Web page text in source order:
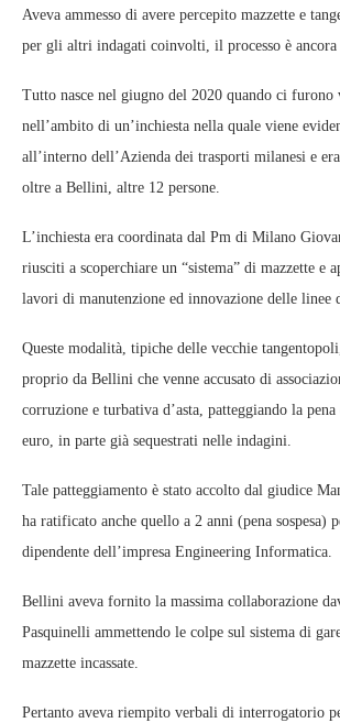
Aveva ammesso di avere percepito mazzette e
per gli altri indagati coinvolti, il processo è
Tutto nasce nel giugno del 2020 quando ci furono
nell’ambito di un’inchiesta nella quale viene
all’interno dell’Azienda dei trasporti milanesi e
oltre a Bellini, altre 12 persone.
L’inchiesta era coordinata dal Pm di Milano
riusciti a scoperchiare un “sistema” di mazzette e
lavori di manutenzione ed innovazione delle linee
Queste modalità, tipiche delle vecchie
proprio da Bellini che venne accusato di
corruzione e turbativa d’asta, patteggiando la
euro, in parte già sequestrati nelle indagini.
Tale patteggiamento è stato accolto dal giudice
ha ratificato anche quello a 2 anni (pena sospesa)
dipendente dell’impresa Engineering Informatica.
Bellini aveva fornito la massima collaborazione
Pasquinelli ammettendo le colpe sul sistema di
mazzette incassate.
Pertanto aveva riempito verbali di interrogatorio